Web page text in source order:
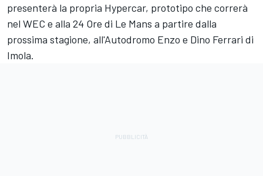
presenterà la propria Hypercar, prototipo che correrà
nel WEC e alla 24 Ore di Le Mans a partire dalla
prossima stagione, all'Autodromo Enzo e Dino Ferrari di
Imola.